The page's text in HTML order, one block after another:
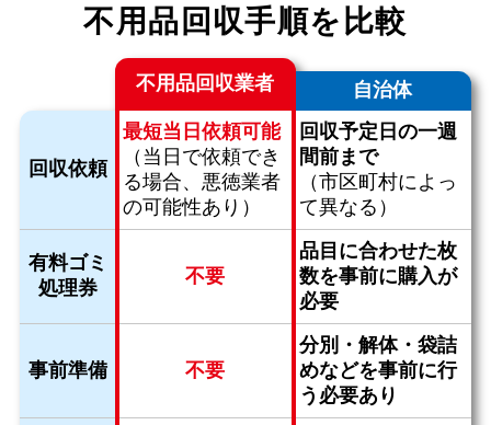
不用品回収手順を比較
不用品回収業者 自治体
回収依頼
最短当日依頼可能
（当日で依頼でき
る場合、 悪徳業者
の可能性あり）
回収予定日の一週
間前まで
（市区町村によっ
て異なる）
有料ゴミ
処理券
不要
品目に合わせた枚
数を事前に購入が
必要
事前準備 不要
分別・解体・袋詰
めなどを事前に行
う必要あり